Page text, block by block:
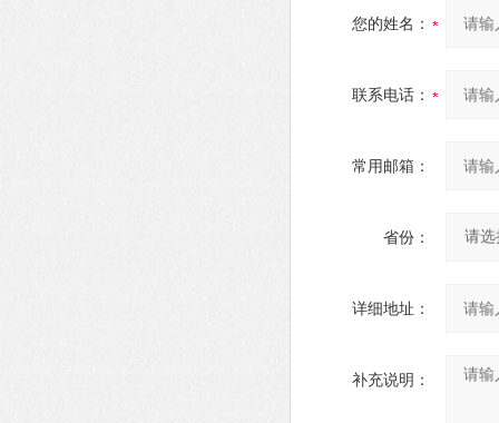
您的姓名：
联系电话：
常用邮箱：
省份：
详细地址：
补充说明：